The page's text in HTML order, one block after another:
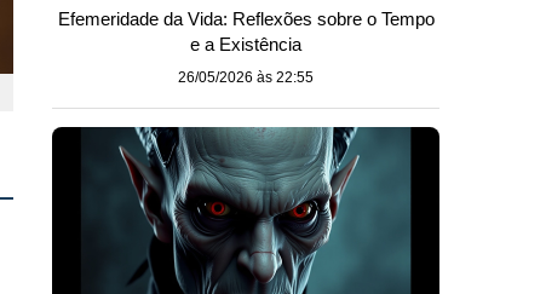
Efemeridade da Vida: Reflexões sobre o Tempo
e a Existência
26/05/2026 às 22:55